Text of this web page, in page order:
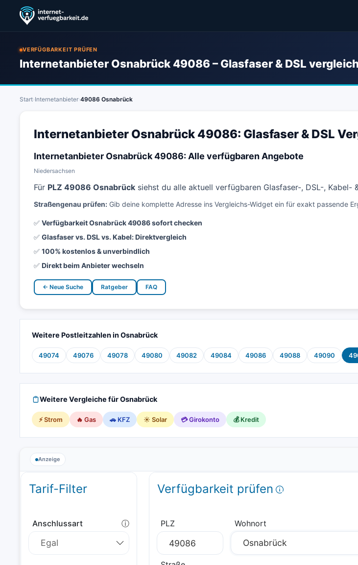
VERFÜGBARKEIT PRÜFEN
Internetanbieter Osnabrück 49086 – Glasfaser & DSL
Start›Internetanbieter›49086 Osnabrück
Internetanbieter Osnabrück 49086: Glasfaser & DSL
Internetanbieter Osnabrück 49086: Alle verfügbaren Angebote
Niedersachsen
Für PLZ 49086 Osnabrück siehst du alle aktuell verfügbaren Glasfaser-, DSL-, Kabel-
Straßengenau prüfen: Gib deine komplette Adresse ins Vergleichs-Widget ein für exakt passende
✅ Verfügbarkeit Osnabrück 49086 sofort checken
✅ Glasfaser vs. DSL vs. Kabel: Direktvergleich
✅ 100% kostenlos & unverbindlich
✅ Direkt beim Anbieter wechseln
← Neue Suche Ratgeber FAQ
Weitere Postleitzahlen in Osnabrück
49074 49076 49078 49080 49082 49084 49086 49088 49090
Weitere Vergleiche für Osnabrück
⚡ Strom 🔥 Gas 🚗 KFZ ☀️ Solar 💳 Girokonto 💰 Kredit
Anzeige